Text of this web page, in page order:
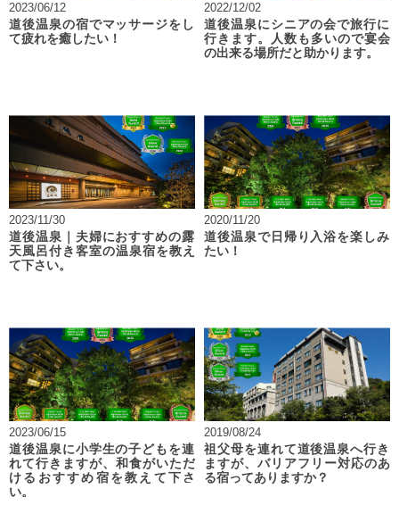
2023/06/12
道後温泉の宿でマッサージをし
て疲れを癒したい！
2022/12/02
道後温泉にシニアの会で旅行に
行きます。人数も多いので宴会
の出来る場所だと助かります。
2023/11/30
道後温泉｜夫婦におすすめの露
天風呂付き客室の温泉宿を教え
て下さい。
2020/11/20
道後温泉で日帰り入浴を楽しみ
たい！
2023/06/15
道後温泉に小学生の子どもを連
れて行きますが、和食がいただ
けるおすすめ宿を教えて下さ
い。
2019/08/24
祖父母を連れて道後温泉へ行き
ますが、バリアフリー対応のあ
る宿ってありますか？